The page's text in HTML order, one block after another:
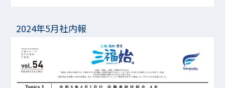
2024年5月社内報